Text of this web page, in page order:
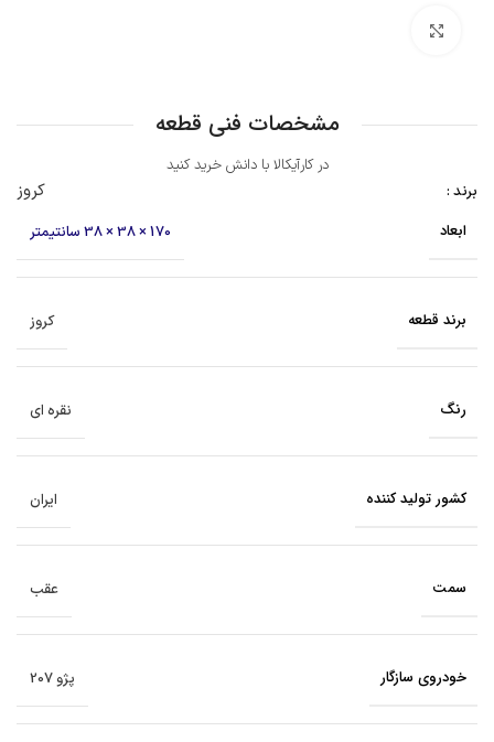
مشخصات فنی قطعه
در کارآیکالا با دانش خرید کنید
برند :
کروز
ابعاد 170 × 38 × 38 سانتیمتر
برند قطعه کروز
رنگ نقره ای
کشور تولید کننده ایران
سمت عقب
خودروی سازگار پژو 207